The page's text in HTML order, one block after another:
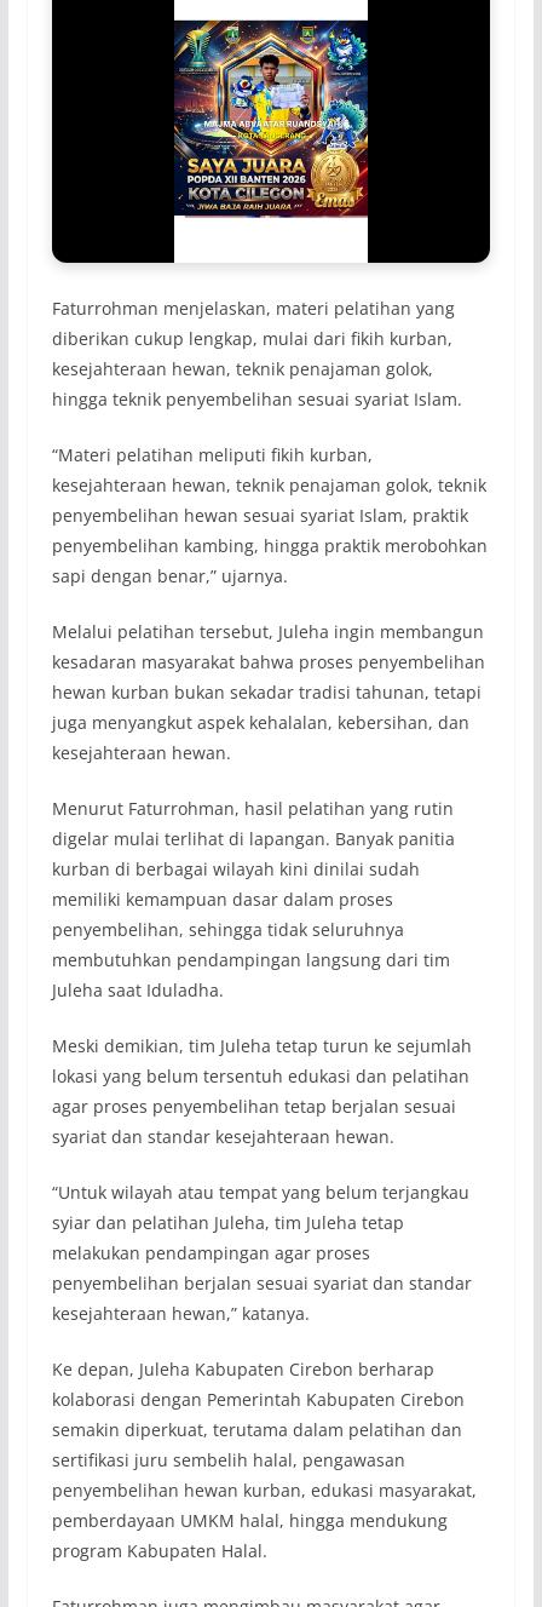
Faturrohman menjelaskan, materi pelatihan yang
diberikan cukup lengkap, mulai dari fikih kurban,
kesejahteraan hewan, teknik penajaman golok,
hingga teknik penyembelihan sesuai syariat Islam.
“Materi pelatihan meliputi fikih kurban,
kesejahteraan hewan, teknik penajaman golok, teknik
penyembelihan hewan sesuai syariat Islam, praktik
penyembelihan kambing, hingga praktik merobohkan
sapi dengan benar,” ujarnya.
Melalui pelatihan tersebut, Juleha ingin membangun
kesadaran masyarakat bahwa proses penyembelihan
hewan kurban bukan sekadar tradisi tahunan, tetapi
juga menyangkut aspek kehalalan, kebersihan, dan
kesejahteraan hewan.
Menurut Faturrohman, hasil pelatihan yang rutin
digelar mulai terlihat di lapangan. Banyak panitia
kurban di berbagai wilayah kini dinilai sudah
memiliki kemampuan dasar dalam proses
penyembelihan, sehingga tidak seluruhnya
membutuhkan pendampingan langsung dari tim
Juleha saat Iduladha.
Meski demikian, tim Juleha tetap turun ke sejumlah
lokasi yang belum tersentuh edukasi dan pelatihan
agar proses penyembelihan tetap berjalan sesuai
syariat dan standar kesejahteraan hewan.
“Untuk wilayah atau tempat yang belum terjangkau
syiar dan pelatihan Juleha, tim Juleha tetap
melakukan pendampingan agar proses
penyembelihan berjalan sesuai syariat dan standar
kesejahteraan hewan,” katanya.
Ke depan, Juleha Kabupaten Cirebon berharap
kolaborasi dengan Pemerintah Kabupaten Cirebon
semakin diperkuat, terutama dalam pelatihan dan
sertifikasi juru sembelih halal, pengawasan
penyembelihan hewan kurban, edukasi masyarakat,
pemberdayaan UMKM halal, hingga mendukung
program Kabupaten Halal.